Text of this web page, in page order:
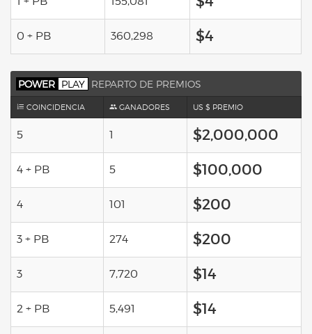
0 + PB 360,298 $4
POWER PLAY REPARTO DE PREMIOS
COINCIDENCIA GANADORES US $ PREMIO
5 1 $2,000,000
4 + PB 5 $100,000
4 101 $200
3 + PB 274 $200
3 7,720 $14
2 + PB 5,491 $14